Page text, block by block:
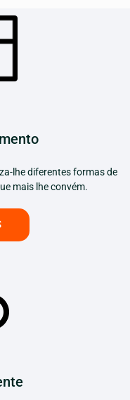
lhe diferentes formas de
mais lhe convém.